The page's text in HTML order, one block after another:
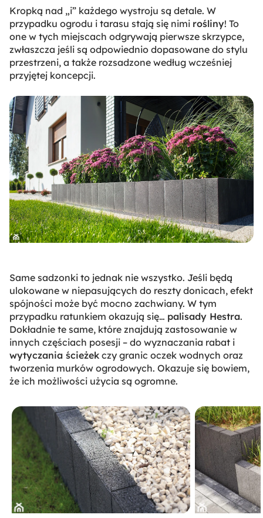
Kropką nad „i” każdego wystroju są detale. W
przypadku ogrodu i tarasu stają się nimi rośliny! To
one w tych miejscach odgrywają pierwsze skrzypce,
zwłaszcza jeśli są odpowiednio dopasowane do stylu
przestrzeni, a także rozsadzone według wcześniej
przyjętej koncepcji.
Same sadzonki to jednak nie wszystko. Jeśli będą
ulokowane w niepasujących do reszty donicach, efekt
spójności może być mocno zachwiany. W tym
przypadku ratunkiem okazują się… palisady Hestra.
Dokładnie te same, które znajdują zastosowanie w
innych częściach posesji – do wyznaczania rabat i
wytyczania ścieżek czy granic oczek wodnych oraz
tworzenia murków ogrodowych. Okazuje się bowiem,
że ich możliwości użycia są ogromne.